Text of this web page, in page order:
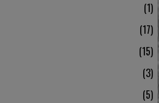
1
17
15
3
5